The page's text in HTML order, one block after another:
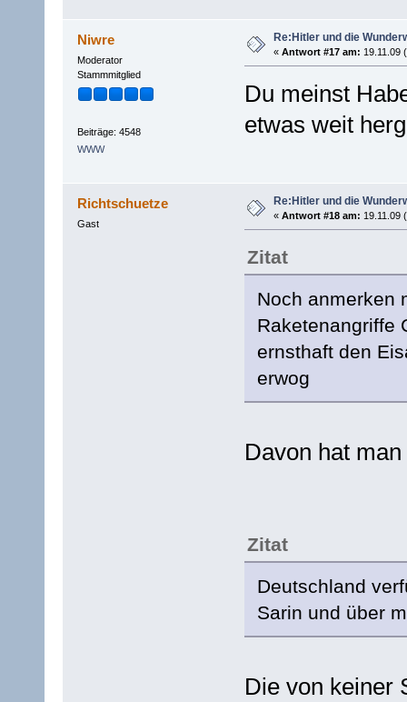
Niwre
Moderator
Stammmitglied
Beiträge: 4548
WWW
Re:Hitler und die
« Antwort #17 am: 19.11.09
Du meinst
etwas weit
Richtschuetze
Gast
Re:Hitler und die
« Antwort #18 am: 19.11.09
Zitat
Noch anmerken
Raketenangriffe
ernsthaft den
erwog
Davon hat
Zitat
Deutschland
Sarin und über
Die von keiner